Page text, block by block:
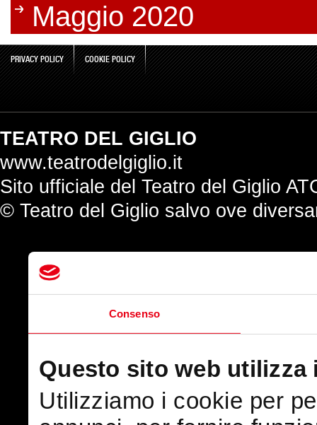
Consenso
Questo sito web utilizza
Utilizziamo i cookie per
Maggio 2020
PRIVACY POLICY COOKIE POLICY
TEATRO DEL GIGLIO
www.teatrodelgiglio.it
Sito ufficiale del Teatro del Giglio
© Teatro del Giglio salvo ove